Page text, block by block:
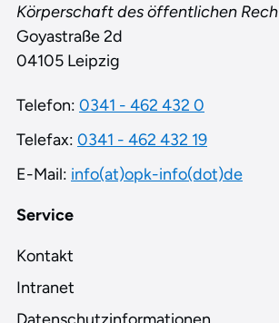
Service
Kontakt
Intranet
Körperschaft des öffentlichen
Goyastraße 2d
04105 Leipzig
Telefon: 0341 - 462 432 0
Telefax: 0341 - 462 432 19
E-Mail: info(at)opk-info(dot)de